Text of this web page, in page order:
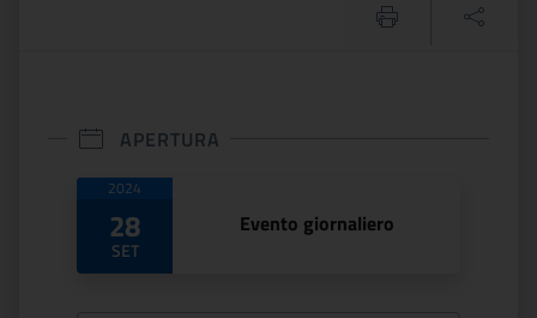
APERTURA
Date di apertura
2024
28
SET
Evento giornaliero